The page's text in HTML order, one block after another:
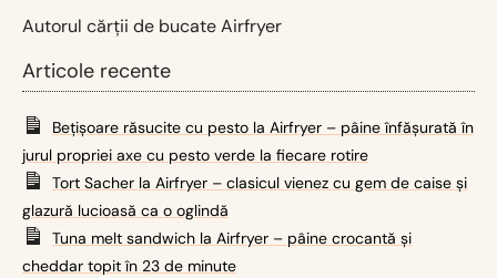
Autorul cărții de bucate Airfryer
Articole recente
Bețișoare răsucite cu pesto la Airfryer – pâine înfășurată în
jurul propriei axe cu pesto verde la fiecare rotire
Tort Sacher la Airfryer – clasicul vienez cu gem de caise și
glazură lucioasă ca o oglindă
Tuna melt sandwich la Airfryer – pâine crocantă și
cheddar topit în 23 de minute